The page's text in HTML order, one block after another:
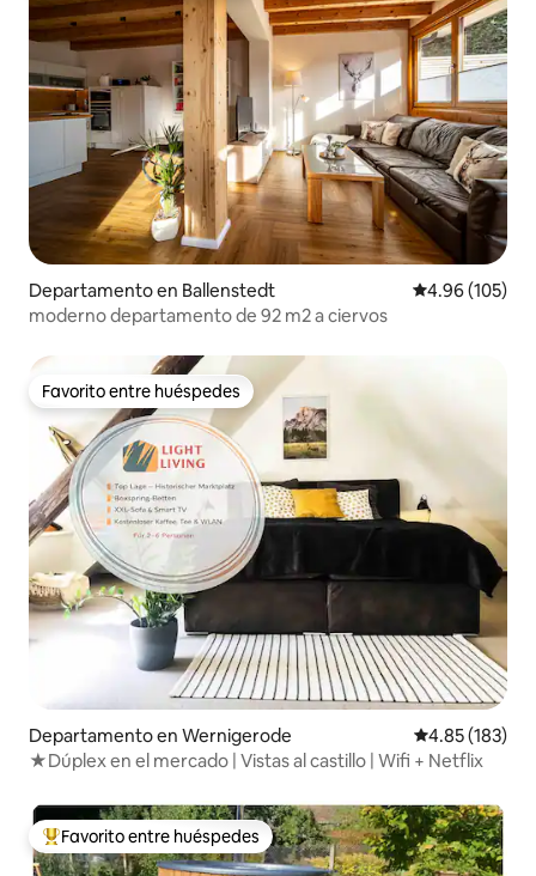
Departamento en Ballenstedt Calificación
4.96 (105)
moderno departamento de 92 m2 a ciervos
Favorito entre huéspedes
Favorito entre huéspedes
Departamento en Wernigerode Calificación
4.85 (183)
★Dúplex en el mercado | Vistas al castillo | Wifi + Netflix
De los mejores en Favorito entre huéspedes
Favorito entre huéspedes